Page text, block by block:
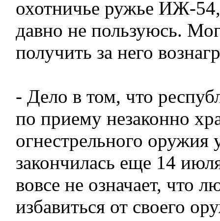
охотничье ружье ИЖ-
давно не пользуюсь.
получить за него
- Дело в том, что
по приему незаконно
огнестрельного оружия
закончилась еще 14
вовсе не означает, что
избавиться от своего